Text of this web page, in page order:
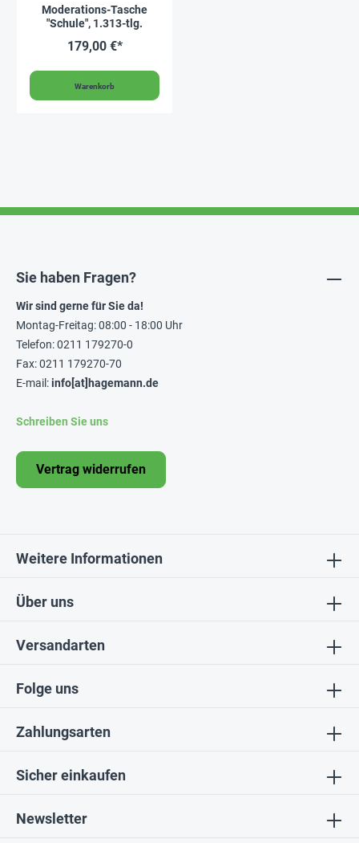
Moderations-Tasche
"Schule", 1.313-tlg.
179,00 €*
Warenkorb
Folge uns
Sicher einkaufen
Über uns
Newsletter
Sie haben Fragen?
Wir sind gerne für Sie da!
Montag-Freitag: 08:00 - 18:00 Uhr
Telefon: 0211 179270-0
Fax: 0211 179270-70
E-mail:info[at]hagemann.de
Schreiben Sie uns
Vertrag widerrufen
Weitere Informationen
Zahlungsarten
Versandarten